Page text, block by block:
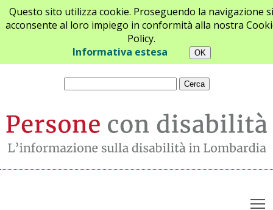
Questo sito utilizza cookie. Proseguendo la navigazione si
acconsente al loro impiego in conformità alla nostra
Policy.
Informativa estesa
Chi siamo Newsletter Contatti